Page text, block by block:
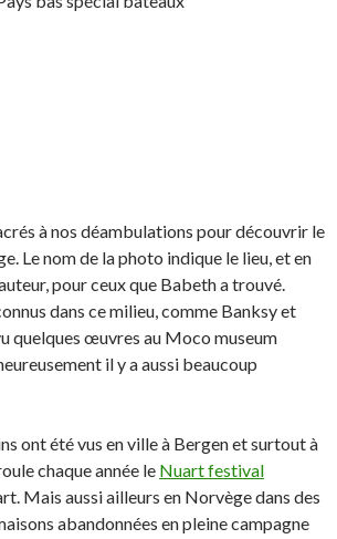
à nos déambulations pour découvrir le
Le nom de la photo indique le lieu, et en
pour ceux que Babeth a trouvé.
dans ce milieu, comme Banksy et
quelques œuvres au Moco museum
il y a aussi beaucoup
ont été vus en ville à Bergen et surtout à
chaque année le Nuart festival
Mais aussi ailleurs en Norvège dans des
abandonnées en pleine campagne